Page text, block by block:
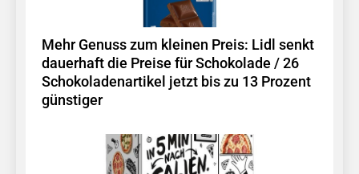
Mehr Genuss zum kleinen Preis: Lidl senkt
dauerhaft die Preise für Schokolade / 26
Schokoladenartikel jetzt bis zu 13 Prozent
günstiger